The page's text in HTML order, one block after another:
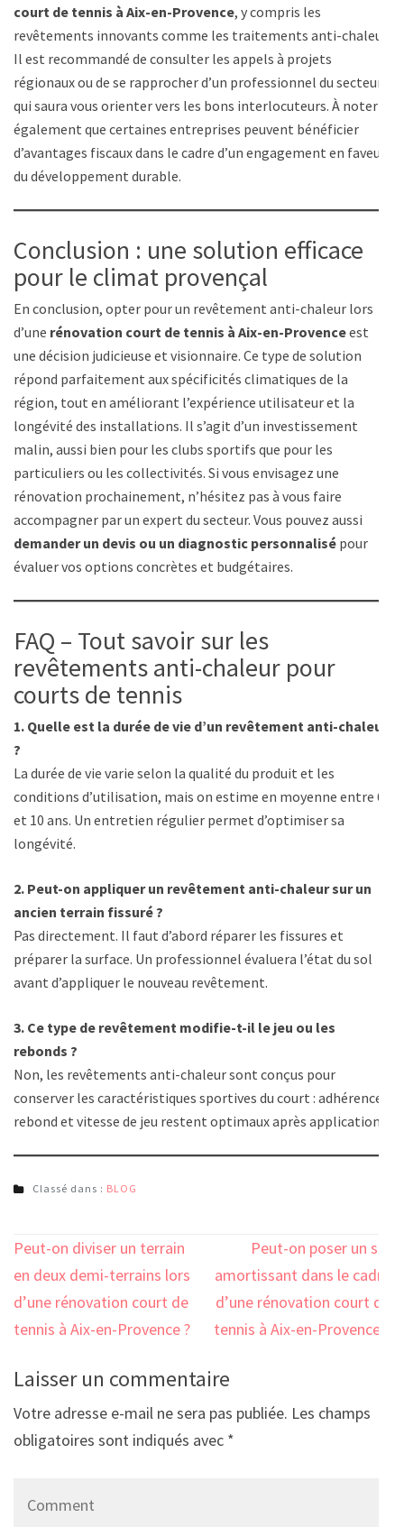
court de tennis à Aix-en-Provence, y compris les
revêtements innovants comme les traitements anti-chaleur.
Il est recommandé de consulter les appels à projets
régionaux ou de se rapprocher d’un professionnel du secteur
qui saura vous orienter vers les bons interlocuteurs. À noter
également que certaines entreprises peuvent bénéficier
d’avantages fiscaux dans le cadre d’un engagement en faveur
du développement durable.
Conclusion : une solution efficace
pour le climat provençal
En conclusion, opter pour un revêtement anti-chaleur lors
d’une rénovation court de tennis à Aix-en-Provenceest
une décision judicieuse et visionnaire. Ce type de solution
répond parfaitement aux spécificités climatiques de la
région, tout en améliorant l’expérience utilisateur et la
longévité des installations. Il s’agit d’un investissement
malin, aussi bien pour les clubs sportifs que pour les
particuliers ou les collectivités. Si vous envisagez une
rénovation prochainement, n’hésitez pas à vous faire
accompagner par un expert du secteur. Vous pouvez aussi
demander un devis ou un diagnostic personnalisé pour
évaluer vos options concrètes et budgétaires.
FAQ – Tout savoir sur les
revêtements anti-chaleur pour
courts de tennis
1. Quelle est la durée de vie d’un revêtement anti-chaleur
?
La durée de vie varie selon la qualité du produit et les
conditions d’utilisation, mais on estime en moyenne entre 6
et 10 ans. Un entretien régulier permet d’optimiser sa
longévité.
2. Peut-on appliquer un revêtement anti-chaleur sur un
ancien terrain fissuré ?
Pas directement. Il faut d’abord réparer les fissures et
préparer la surface. Un professionnel évaluera l’état du sol
avant d’appliquer le nouveau revêtement.
3. Ce type de revêtement modifie-t-il le jeu ou les
rebonds ?
Non, les revêtements anti-chaleur sont conçus pour
conserver les caractéristiques sportives du court : adhérence,
rebond et vitesse de jeu restent optimaux après application.
Classé dans : BLOG
Navigation
de
l’article
Peut-on diviser un terrain
en deux demi-terrains lors
d’une rénovation court de
tennis à Aix-en-Provence ?
Peut-on poser un sol
amortissant dans le cadre
d’une rénovation court de
tennis à Aix-en-Provence ?
Laisser un commentaire
Votre adresse e-mail ne sera pas publiée. Les champs
obligatoires sont indiqués avec *